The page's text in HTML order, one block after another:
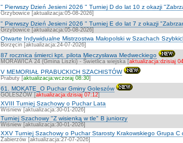
" Pierwszy Dzień Jesieni 2026 " Turniej D do lat 10 z okazji
Grzybowice [aktualizacja:05-08-2026]
" Pierwszy Dzień Jesieni 2026 " Turniej E do lat 7 z okazji
Grzybowice [aktualizacja:05-08-2026]
Otwarte Indywidualne Mistrzostwa Małopolski w Szachach
Borzęcin [aktualizacja:24-07-2026]
87 rocznica śmierci kpt. pilota Mieczysława Medweckiego
MORAWICA 24 (Gmina Liszki) - Świetlica wiejska [aktualizacja:dzisiaj
V MEMORIAŁ PRABUCKICH SZACHISTÓW
Prabuty [aktualizacja:wczoraj 08:30]
61. MOKATE_O Puchar Gminy Goleszów
GOLESZÓW [aktualizacja:dzisiaj 07:12]
XVIII Turniej Szachowy o Puchar Lata
Wiśniew [aktualizacja:30-01-2026]
Turniej Szachowy "Z wisienką w tle" B juniorzy
Wiśniew [aktualizacja:30-01-2026]
XXV Turniej Szachowy o Puchar Starosty Krakowskiego Grupa C
Zabierzów [aktualizacja:27-07-2026]